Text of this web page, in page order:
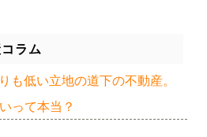
ラム
も低い立地の道下の不動産。
って本当？